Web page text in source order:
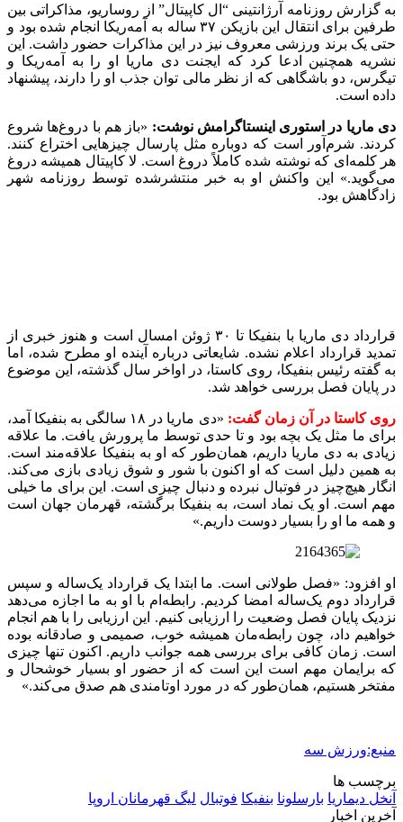
به گزارش روزنامه آرژانتینی “ال کاپیتال” از روساریو، مذاکراتی بین
طرفین برای انتقال این بازیکن ۳۷ ساله به آمه‌ریکا انجام شده بود و
حتی یک برند ورزشی معروف نیز در این مذاکرات حضور داشت. این
نشریه همچنین ادعا کرد که ایجنت دی ماریا او را به آمه‌ریکا و
تیگرس، دو باشگاهی که از نظر مالی توان جذب او را دارند، پیشنهاد
داده است.
دی ماریا در استوری اینستاگرامش نوشت: «باز هم با دروغ‌ها شروع
کردند. شرم‌آور است که دوباره مثل پارسال چیزهایی اختراع کنند.
هر کلمه‌ای که نوشته شده کاملاً دروغ است. لا کاپیتال همیشه دروغ
می‌گوید.» این واکنش او به خبر منتشرشده توسط روزنامه شهر
زادگاهش بود.
قرارداد دی ماریا با بنفیکا تا ۳۰ ژوئن امسال است و هنوز خبری از
تمدید قرارداد اعلام نشده. شایعاتی درباره آینده او مطرح شده، اما
به گفته رئیس بنفیکا، روی کاستا، در اواخر سال گذشته، این موضوع
در پایان فصل بررسی خواهد شد.
روی کاستا در آن زمان گفت:
«دی ماریا در ۱۸ سالگی به بنفیکا آمد،
برای ما مثل یک بچه بود و تا حدی توسط ما پرورش یافت. ما علاقه
زیادی به دی ماریا داریم، همان‌طور که او به بنفیکا علاقه‌مند است.
به همین دلیل است که او اکنون با شور و شوق زیادی بازی می‌کند.
انگار هیچ‌چیز در فوتبال نبرده و دنبال چیزی است. این برای ما خیلی
مهم است. او یک نماد است، به بنفیکا برگشته، قهرمان جهان است
و همه ما او را بسیار دوست داریم.»
او افزود: «فصل طولانی است. ما ابتدا یک قرارداد یک‌ساله و سپس
قرارداد دوم یک‌ساله امضا کردیم. رابطه‌ام با او به ما اجازه می‌دهد
نزدیک پایان فصل وضعیت را ارزیابی کنیم. این ارزیابی را با هم انجام
خواهیم داد، چون رابطه‌مان همیشه خوب، صمیمی و صادقانه بوده
است. زمان کافی برای بررسی همه جوانب داریم. اکنون تنها چیزی
که برایمان مهم است این است که از حضور او بسیار خوشحال و
مفتخر هستیم، همان‌طور که در مورد اوتامندی هم صدق می‌کند.»
منبع:ورزش سه
برچسب ها
آنخل دیماریا بارسلونا بنفیکا فوتبال لیگ قهرمانان اروپا
آخرین اخبار